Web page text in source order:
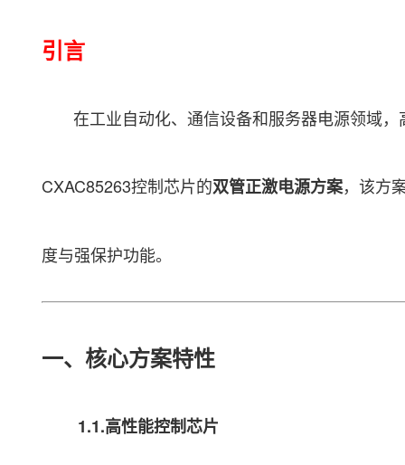
引言
在工业自动化、通信设备和服务器电源领域，
CXAC85263控制芯片的双管正激电源方案，该方
度与强保护功能。
一、核心方案特性
1.1.高性能控制芯片